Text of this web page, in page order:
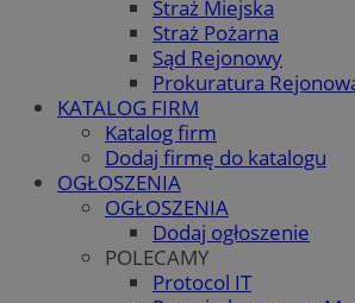
Straż Miejska
Straż Pożarna
Sąd Rejonowy
Prokuratura
KATALOG FIRM
Katalog firm
Dodaj firmę do katalogu
OGŁOSZENIA
OGŁOSZENIA
Dodaj ogłoszenie
POLECAMY
Protocol IT